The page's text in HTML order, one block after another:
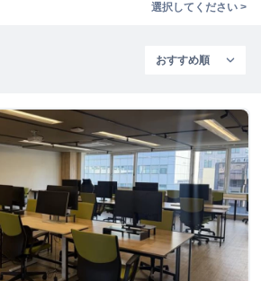
選択してください >